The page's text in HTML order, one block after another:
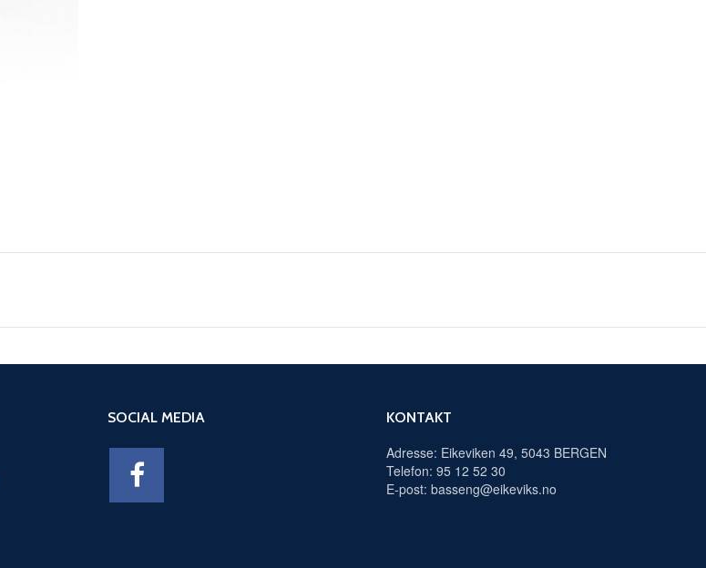
SOCIAL MEDIA KONTAKT
Adresse: Eikeviken 49, 5043 BERGEN
Telefon: 95 12 52 30
E-post: basseng@eikeviks.no